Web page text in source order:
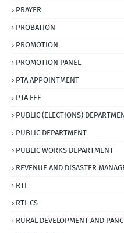
PRAYER
PROBATION
PROMOTION
PROMOTION PANEL
PTA APPOINTMENT
PTA FEE
PUBLIC (ELECTIONS)
PUBLIC DEPARTMENT
PUBLIC WORKS DEPARTMENT
REVENUE AND DISASTER
RTI
RTI-CS
RURAL DEVELOPMENT AND